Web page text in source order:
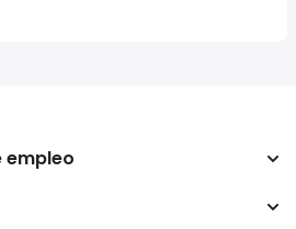
empleo